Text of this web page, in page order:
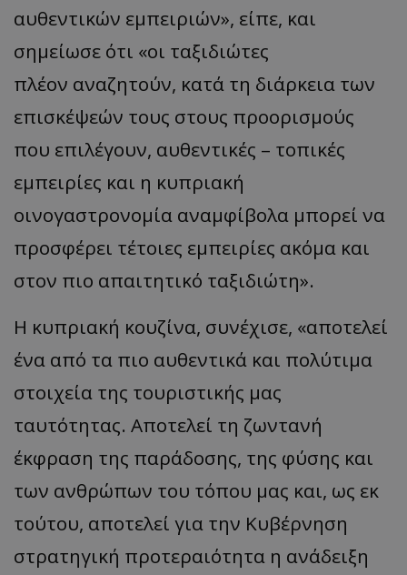
αυθεντικών εμπειριών», είπε, και
σημείωσε ότι «οι ταξιδιώτες
πλέον αναζητούν, κατά τη διάρκεια των
επισκέψεών τους στους προορισμούς
που επιλέγουν, αυθεντικές – τοπικές
εμπειρίες και η κυπριακή
οινογαστρονομία αναμφίβολα μπορεί να
προσφέρει τέτοιες εμπειρίες ακόμα και
στον πιο απαιτητικό ταξιδιώτη».
Η κυπριακή κουζίνα, συνέχισε, «αποτελεί
ένα από τα πιο αυθεντικά και πολύτιμα
στοιχεία της τουριστικής μας
ταυτότητας. Αποτελεί τη ζωντανή
έκφραση της παράδοσης, της φύσης και
των ανθρώπων του τόπου μας και, ως εκ
τούτου, αποτελεί για την Κυβέρνηση
στρατηγική προτεραιότητα η ανάδειξη